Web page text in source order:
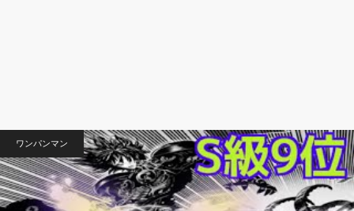
ワンパンマン